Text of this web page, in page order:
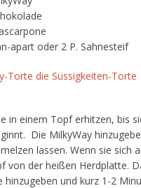
oder 2 P. Sahnesteif
in einem Topf erhitzen, bis
Die MilkyWay
lassen. Wenn sie sich
von der heißen Herdplatte.
hinzugeben und kurz 1-2